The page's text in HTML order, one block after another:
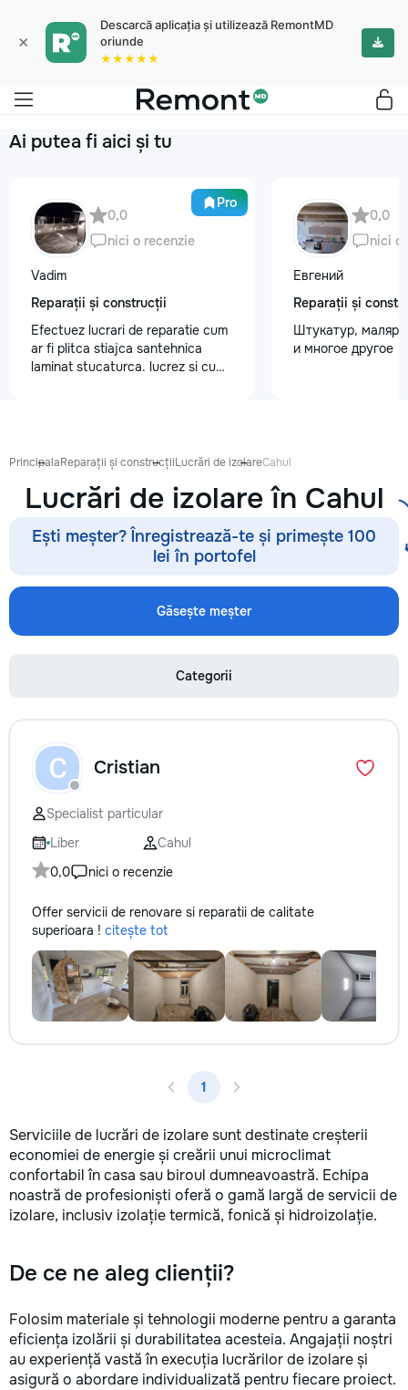
×
Descarcă aplicația și utilizează RemontMD
oriunde
★★★★★
Ai putea fi aici și tu
Pro
0,0
nici o recenzie
Vadim
Reparații și construcții
Efectuez lucrari de reparatie cum
ar fi plitca stiajca santehnica
laminat stucaturca. lucrez si cu
0,0
nici o
Евгений
Reparații și
Штукатур, маляр ,
и многое другое
PrincipalaReparații și construcțiiLucrări de izolareCahul
Lucrări de izolare în Cahul
Ești meșter? Înregistrează-te și primește 100
lei în portofel
Găsește meșter
Categorii
C Cristian
Specialist particular
Liber
Cahul
0,0
nici o recenzie
Offer servicii de renovare si reparatii de calitate
superioara ! citește tot
1
Serviciile de lucrări de izolare sunt destinate creșterii
economiei de energie și creării unui microclimat
confortabil în casa sau biroul dumneavoastră. Echipa
noastră de profesioniști oferă o gamă largă de servicii de
izolare, inclusiv izolație termică, fonică și hidroizolație.
De ce ne aleg clienții?
Folosim materiale și tehnologii moderne pentru a garanta
eficiența izolării și durabilitatea acesteia. Angajații noștri
au experiență vastă în execuția lucrărilor de izolare și
asigură o abordare individualizată pentru fiecare proiect.